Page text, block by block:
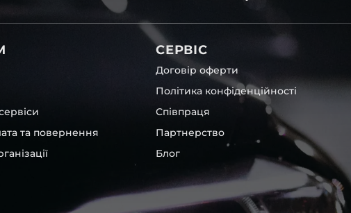
які будуть на 100 %
та унікальні.
та повернення
СЕРВІС
Договір оферти
Політика конфіденційності
Співпраця
Партнерство
Блог